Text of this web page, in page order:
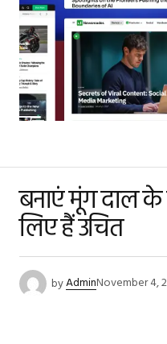
बनाएं मूंग दाल
लिए हैं उचित
byAdminNovember 4,